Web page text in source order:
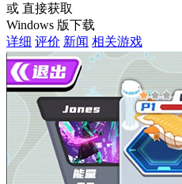
或 直接获取
Windows 版下载
详细 评价 新闻 相关游戏